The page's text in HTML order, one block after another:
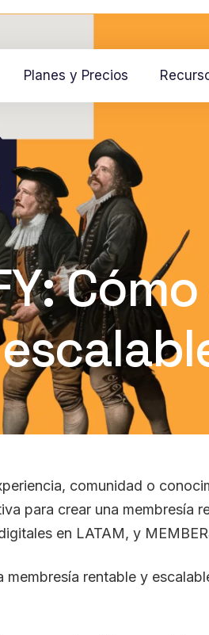
Planes y Precios
comunidad o
para crear una membresía
en LATAM, y
rentable y